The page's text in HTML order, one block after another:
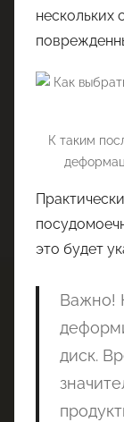
нескольких
К таким
это будет
Важно!
диск.